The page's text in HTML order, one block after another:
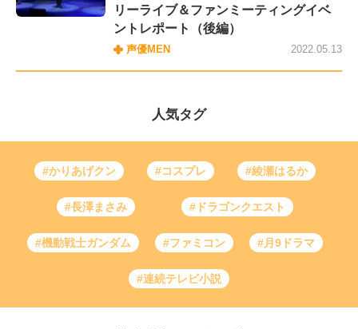
リーライブ＆ファンミーティングイベ
ントレポート（後編）
声優MEN 2022.05.13
人気タグ
#かりあげクン #コスプレ #綾瀬はるか
#長澤まさみ #ドラゴンクエスト
#機動戦士ガンダム #ファミコン #月9ドラマ
#連続テレビ小説